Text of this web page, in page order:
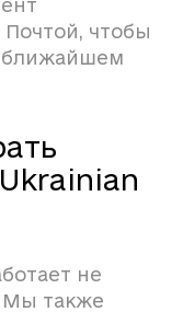
чтобы
ближайшем
не
Мы также